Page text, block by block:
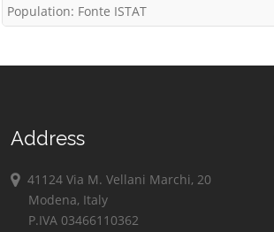
Population: Fonte ISTAT
Address
41124 Via M. Vellani Marchi, 20
Modena, Italy
P.IVA 03466110362